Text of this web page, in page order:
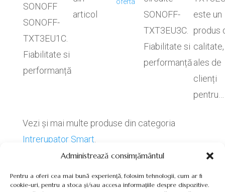
Administrează consimțământul
Pentru a oferi cea mai bună experiență, folosim tehnologii, cum ar fi
cookie-uri, pentru a stoca și/sau accesa informațiile despre dispozitive.
SONOFF
SONOFF-
TXT3EU1C.
Fiabilitate si
performanță
articol
SONOFF-
TXT3EU3C.
Fiabilitate si
performanță
este un
produs
calitate,
ales de
clienți
pentru…
Vezi și mai multe produse din categoria
Intrerupator Smart